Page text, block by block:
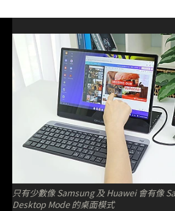
只有少數像 Samsung 及 Huawei 會有像
Desktop Mode 的桌面模式